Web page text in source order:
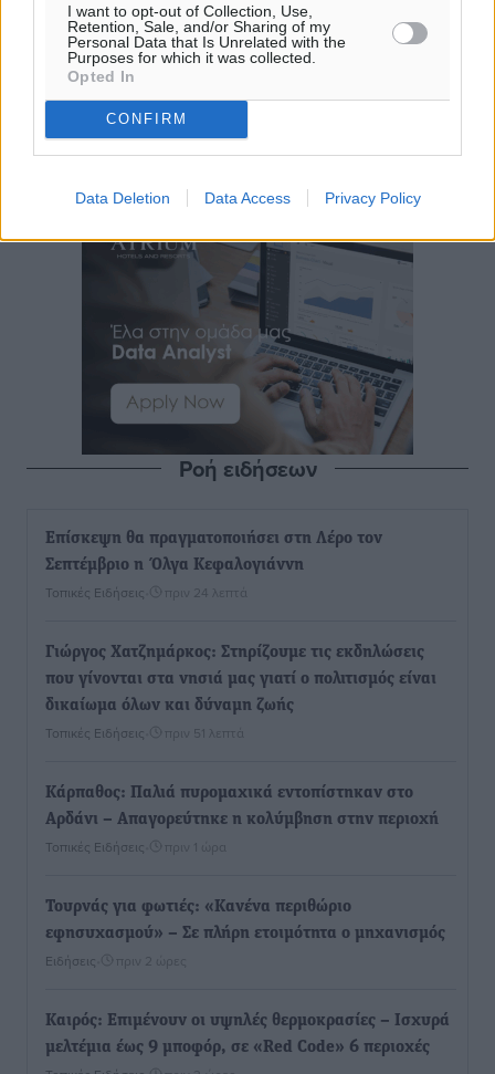
I want to opt-out of Collection, Use,
Retention, Sale, and/or Sharing of my
Personal Data that Is Unrelated with the
Purposes for which it was collected.
Opted In
CONFIRM
Data Deletion Data Access Privacy Policy
Ροή ειδήσεων
Επίσκεψη θα πραγματοποιήσει στη Λέρο τον
Σεπτέμβριο η Όλγα Κεφαλογιάννη
Τοπικές Ειδήσεις πριν 24 λεπτά
Γιώργος Χατζημάρκος: Στηρίζουμε τις εκδηλώσεις
που γίνονται στα νησιά μας γιατί ο πολιτισμός είναι
δικαίωμα όλων και δύναμη ζωής
Τοπικές Ειδήσεις πριν 51 λεπτά
Κάρπαθος: Παλιά πυρομαχικά εντοπίστηκαν στο
Αρδάνι – Απαγορεύτηκε η κολύμβηση στην περιοχή
Τοπικές Ειδήσεις πριν 1 ώρα
Τουρνάς για φωτιές: «Κανένα περιθώριο
εφησυχασμού» – Σε πλήρη ετοιμότητα ο μηχανισμός
Ειδήσεις πριν 2 ώρες
Καιρός: Επιμένουν οι υψηλές θερμοκρασίες – Ισχυρά
μελτέμια έως 9 μποφόρ, σε «Red Code» 6 περιοχές